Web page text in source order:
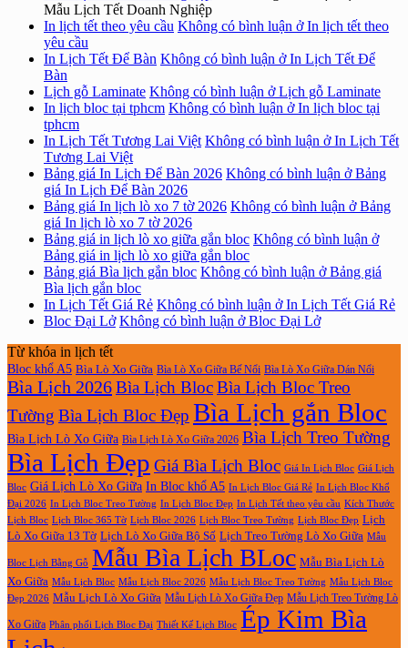
Mẫu Lịch Tết Doanh Nghiệp
In lịch tết theo yêu cầu Không có bình luận ở In lịch tết theo
yêu cầu
In Lịch Tết Để Bàn Không có bình luận ở In Lịch Tết Để
Bàn
Lịch gỗ Laminate Không có bình luận ở Lịch gỗ Laminate
In lịch bloc tại tphcm Không có bình luận ở In lịch bloc tại
tphcm
In Lịch Tết Tương Lai Việt Không có bình luận ở In Lịch Tết
Tương Lai Việt
Bảng giá In Lịch Để Bàn 2026 Không có bình luận ở Bảng
giá In Lịch Để Bàn 2026
Bảng giá In lịch lò xo 7 tờ 2026 Không có bình luận ở Bảng
giá In lịch lò xo 7 tờ 2026
Bảng giá in lịch lò xo giữa gắn bloc Không có bình luận ở
Bảng giá in lịch lò xo giữa gắn bloc
Bảng giá Bìa lịch gắn bloc Không có bình luận ở Bảng giá
Bìa lịch gắn bloc
In Lịch Tết Giá Rẻ Không có bình luận ở In Lịch Tết Giá Rẻ
Bloc Đại Lở Không có bình luận ở Bloc Đại Lở
Từ khóa in lịch tết
Bloc khổ A5 Bìa Lò Xo Giữa Bìa Lò Xo Giữa Bế Nổi Bìa Lò Xo Giữa Dán Nổi
Bìa Lịch 2026Bìa Lịch BlocBìa Lịch Bloc Treo
Tường Bìa Lịch Bloc Đẹp Bìa Lịch gắn Bloc
Bìa Lịch Lò Xo Giữa Bìa Lịch Lò Xo Giữa 2026 Bìa Lịch Treo Tường
Bìa Lịch Đẹp Giá Bìa Lịch Bloc Giá In Lịch Bloc Giá Lịch
Bloc Giá Lịch Lò Xo Giữa In Bloc khổ A5 In Lịch Bloc Giá Rẻ In Lịch Bloc Khổ
Đại 2026 In Lịch Bloc Treo Tường In Lịch Bloc Đẹp In Lịch Tết theo yêu cầu Kích Thước
Lịch Bloc Lịch Bloc 365 Tờ Lịch Bloc 2026 Lịch Bloc Treo Tường Lịch Bloc Đẹp Lịch
Lò Xo Giữa 13 Tờ Lịch Lò Xo Giữa Bộ Số Lịch Treo Tường Lò Xo Giữa Mẫu
Bloc Lịch Bằng Gỗ Mẫu Bìa Lịch BLoc Mẫu Bìa Lịch Lò
Xo Giữa Mẫu Lịch Bloc Mẫu Lịch Bloc 2026 Mẫu Lịch Bloc Treo Tường Mẫu Lịch Bloc
Đẹp 2026 Mẫu Lịch Lò Xo Giữa Mẫu Lịch Lò Xo Giữa Đẹp Mẫu Lịch Treo Tường Lò
Xo Giữa Phân phối Lịch Bloc Đại Thiết Kế Lịch Bloc Ép Kim Bìa